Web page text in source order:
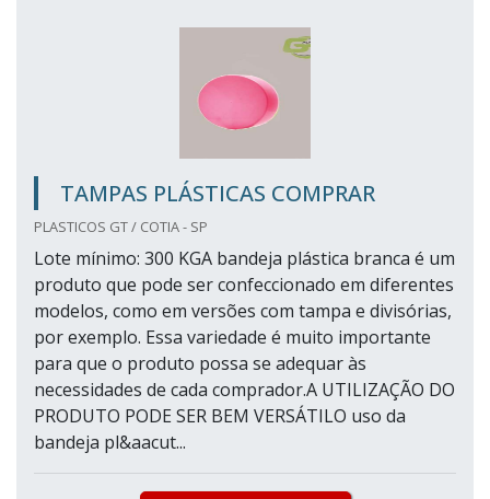
TAMPAS PLÁSTICAS COMPRAR
PLASTICOS GT / COTIA - SP
Lote mínimo: 300 KGA bandeja plástica branca é um
produto que pode ser confeccionado em diferentes
modelos, como em versões com tampa e divisórias,
por exemplo. Essa variedade é muito importante
para que o produto possa se adequar às
necessidades de cada comprador.A UTILIZAÇÃO DO
PRODUTO PODE SER BEM VERSÁTILO uso da
bandeja pl&aacut...